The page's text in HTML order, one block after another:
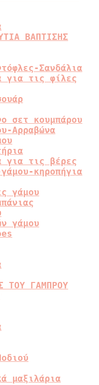
ΒΑΠΤΙΣΗΣ
Σανδάλια
για τις φίλες
σετ κουμπάρου
Αρραβώνα
για τις βέρες
κηροπήγια
γάμου
γάμου
ΤΟΥ ΓΑΜΠΡΟΥ
μαξιλάρια